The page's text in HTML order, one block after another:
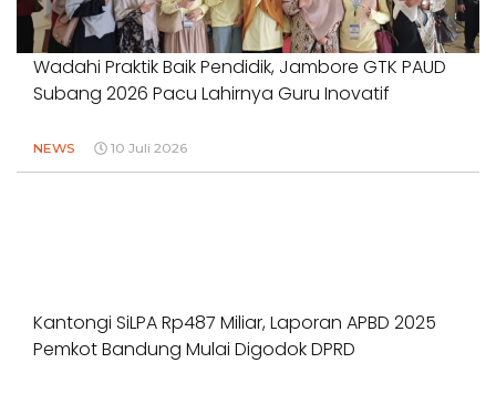
Wadahi Praktik Baik Pendidik, Jambore GTK PAUD
Subang 2026 Pacu Lahirnya Guru Inovatif
NEWS 10 Juli 2026
Kantongi SiLPA Rp487 Miliar, Laporan APBD 2025
Pemkot Bandung Mulai Digodok DPRD